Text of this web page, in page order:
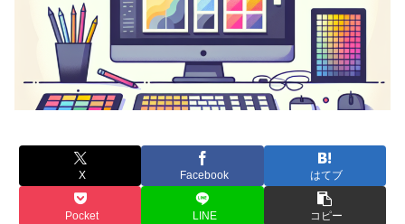
X Facebook はてブ
Pocket LINE コピー